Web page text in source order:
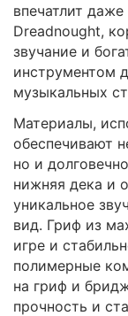
впечатлит
Dreadnought,
звучание и
инструментом
музыкальных
Материалы,
обеспечивают
но и
нижняя дека и
уникальное
вид. Гриф из
игре и
полимерные
на гриф и
прочность и